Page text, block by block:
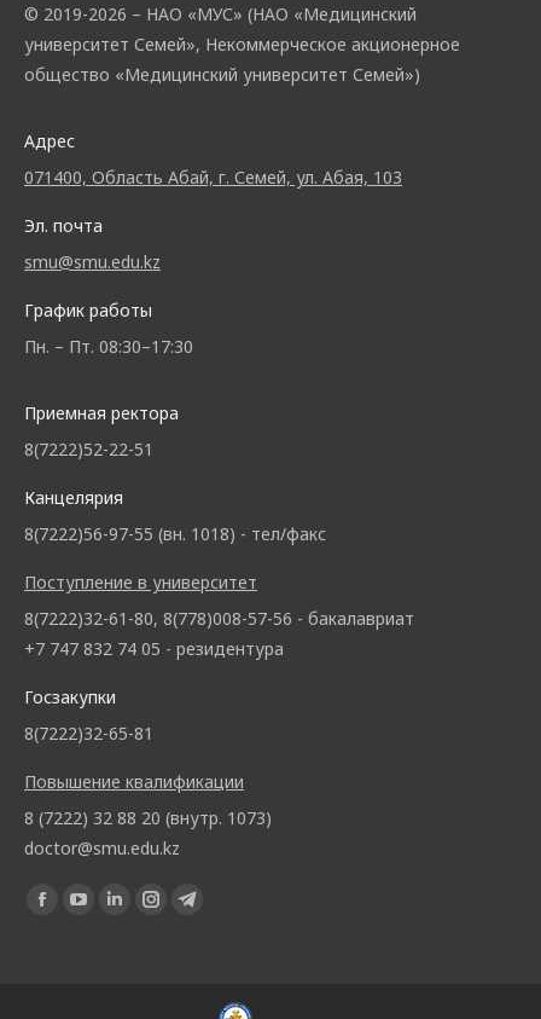
© 2019-2026 – НАО «МУС» (НАО «Медицинский
университет Семей», Некоммерческое акционерное
общество «Медицинский университет Семей»)
Адрес
071400, Область Абай, г. Семей, ул. Абая, 103
Эл. почта
smu@smu.edu.kz
График работы
Пн. – Пт. 08:30–17:30
Приемная ректора
8(7222)52-22-51
Канцелярия
8(7222)56-97-55 (вн. 1018) - тел/факс
Поступление в университет
8(7222)32-61-80, 8(778)008-57-56 - бакалавриат
+7 747 832 74 05 - резидентура
Госзакупки
8(7222)32-65-81
Повышение квалификации
8 (7222) 32 88 20 (внутр. 1073)
doctor@smu.edu.kz
Ищите нас: